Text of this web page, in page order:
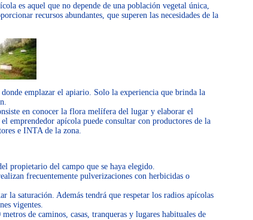
es aquel que no depende de una población vegetal única,
recursos abundantes, que superen las necesidades de la
donde emplazar el apiario. Solo la experiencia que brinda la
en conocer la flora melífera del lugar y elaborar el
emprendedor apícola puede consultar con productores de la
e INTA de la zona.
propietario del campo que se haya elegido.
frecuentemente pulverizaciones con herbicidas o
la saturación. Además tendrá que respetar los radios apícolas
vigentes.
de caminos, casas, tranqueras y lugares habituales de